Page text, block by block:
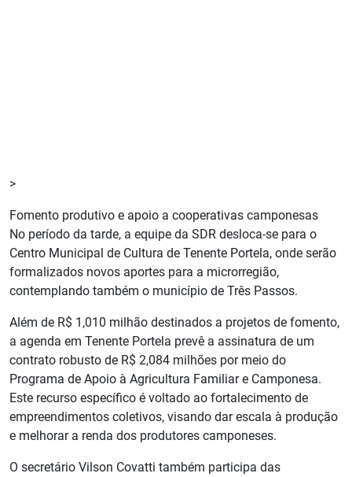
>
Fomento produtivo e apoio a cooperativas camponesas
No período da tarde, a equipe da SDR desloca-se para o
Centro Municipal de Cultura de Tenente Portela, onde serão
formalizados novos aportes para a microrregião,
contemplando também o município de Três Passos.
Além de R$ 1,010 milhão destinados a projetos de fomento,
a agenda em Tenente Portela prevê a assinatura de um
contrato robusto de R$ 2,084 milhões por meio do
Programa de Apoio à Agricultura Familiar e Camponesa.
Este recurso específico é voltado ao fortalecimento de
empreendimentos coletivos, visando dar escala à produção
e melhorar a renda dos produtores camponeses.
O secretário Vilson Covatti também participa das